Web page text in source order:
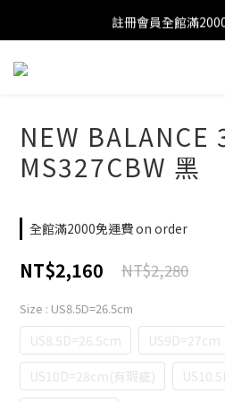
官網加入會員即贈
註冊會員全館滿
官網加入會員即贈
NEW BALANCE
MS327CBW 黑
全館滿2000免運費 on order
NT$2,160 NT$2,280
Size : US8.5D=26.5cm
US8.5D=26.5cm US9D=27cm
US10D=28cm(有瑕疵)